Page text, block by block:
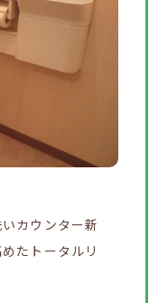
カウンター新
たトータルリ